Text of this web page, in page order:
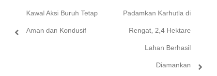
Kawal Aksi Buruh Tetap
Aman dan Kondusif
Padamkan Karhutla di
Rengat, 2,4 Hektare
Lahan Berhasil
Diamankan